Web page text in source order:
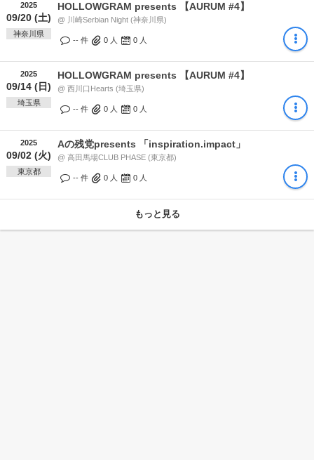
2025
09/20 (土)
神奈川県
HOLLOWGRAM presents 【AURUM #4】
@ 川崎Serbian Night (神奈川県)
-- 件 0 人 0 人
2025
09/14 (日)
埼玉県
HOLLOWGRAM presents 【AURUM #4】
@ 西川口Hearts (埼玉県)
-- 件 0 人 0 人
2025
09/02 (火)
東京都
Aの残党presents 「inspiration.impact」
@ 高田馬場CLUB PHASE (東京都)
-- 件 0 人 0 人
もっと見る